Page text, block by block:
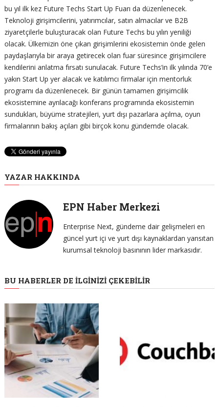
bu yıl ilk kez Future Techs Start Up Fuarı da düzenlenecek.
Teknoloji girişimcilerini, yatırımcılar, satın almacılar ve B2B
ziyaretçilerle buluşturacak olan Future Techs bu yılın yeniliği
olacak. Ülkemizin öne çıkan girişimlerini ekosistemin önde gelen
paydaşlarıyla bir araya getirecek olan fuar süresince girişimcilere
kendilerini anlatma fırsatı sunulacak. Future Techs’in ilk yılında 70’e
yakın Start Up yer alacak ve katılımcı firmalar için mentorluk
programı da düzenlenecek. Bir günün tamamen girişimcilik
ekosistemine ayrılacağı konferans programında ekosistemin
sundukları, büyüme stratejileri, yurt dışı pazarlara açılma, oyun
firmalarının bakış açıları gibi birçok konu gündemde olacak.
YAZAR HAKKINDA
EPN Haber Merkezi
Enterprise Next, gündeme dair gelişmeleri en
güncel yurt içi ve yurt dışı kaynaklardan yansıtan
kurumsal teknoloji basınının lider markasıdır.
BU HABERLER DE İLGINIZI ÇEKEBILIR